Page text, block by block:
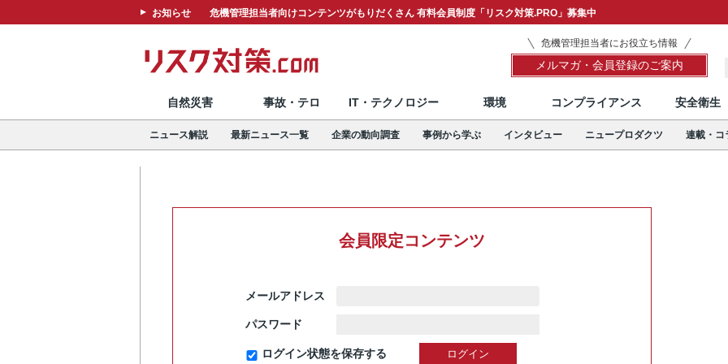
お知らせ 危機管理担当者向けコンテンツがもりだくさん 有料会員制度「リスク対策.PRO」募集中
危機管理担当者にお役立ち情報
メルマガ・会員登録のご案内
自然災害 事故・テロ IT・テクノロジー 環境 コンプライアンス 安全衛生
ニュース解説 最新ニュース一覧 企業の動向調査 事例から学ぶ インタビュー ニュープロダクツ 連載・コ
会員限定コンテンツ
メールアドレス
パスワード
ログイン状態を保存する